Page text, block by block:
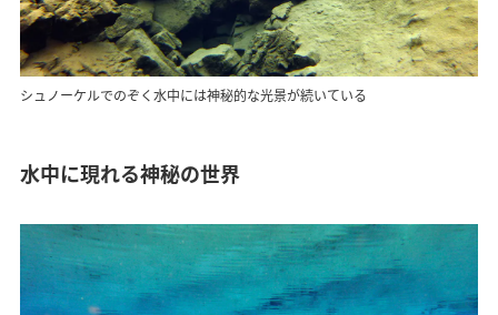
シュノーケルでのぞく水中には神秘的な光景が続いている
水中に現れる神秘の世界